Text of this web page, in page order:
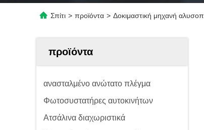
Σπίτι > προϊόντα > Δοκιμαστική μηχανή
προϊόντα
ανασταλμένο ανώτατο πλέγμα
Φωτοσυστατήρες αυτοκινήτων
Ατσάλινα διαχωριστικά